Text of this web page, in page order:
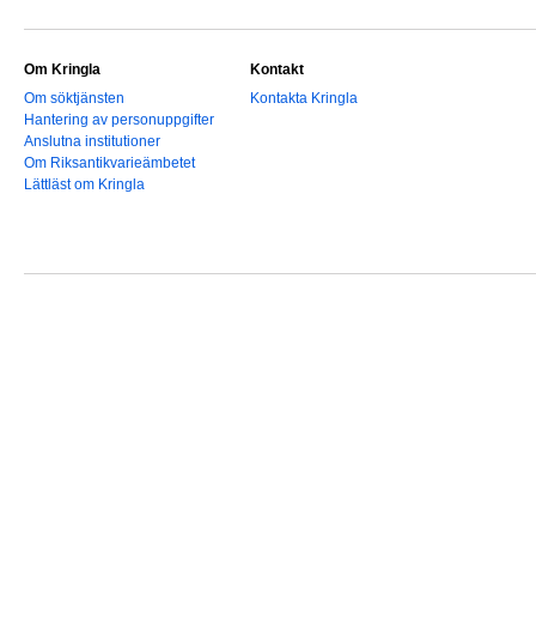
Om Kringla
Om söktjänsten
Hantering av personuppgifter
Anslutna institutioner
Om Riksantikvarieämbetet
Lättläst om Kringla
Kontakt
Kontakta Kringla